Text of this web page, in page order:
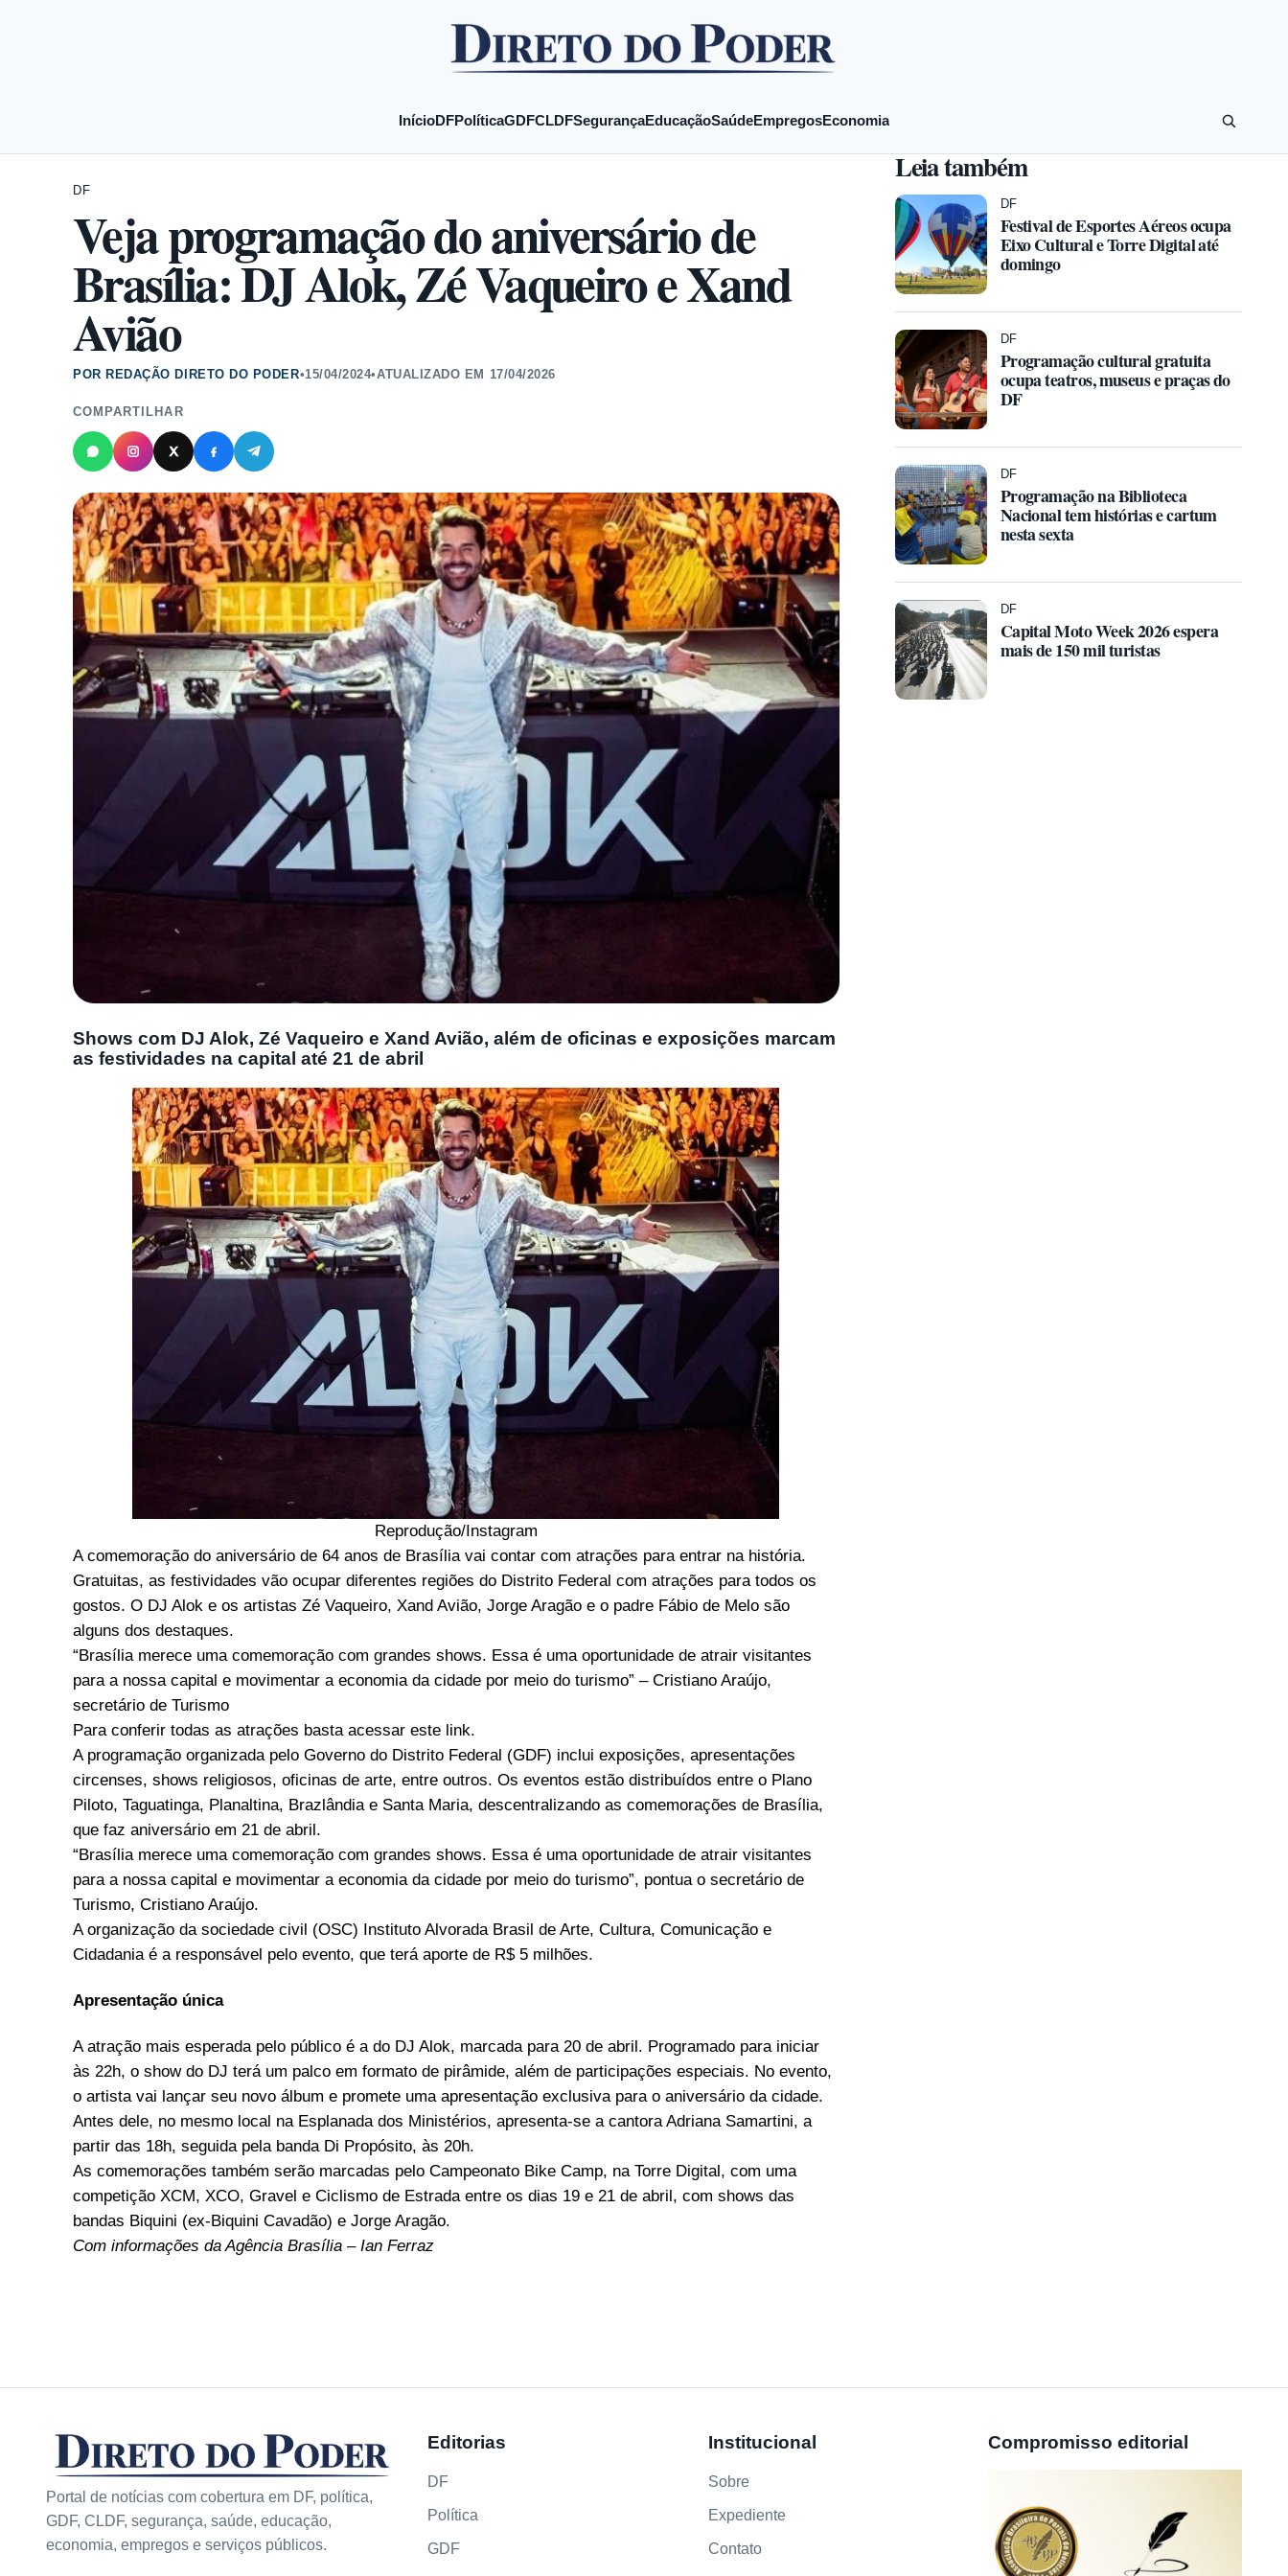
InícioDFPolíticaGDFCLDFSegurançaEducaçãoSaúdeEmpregosEconomia
DF
Veja programação do aniversário de
Brasília: DJ Alok, Zé Vaqueiro e Xand
Avião
POR REDAÇÃO DIRETO DO PODER•15/04/2024•ATUALIZADO EM 17/04/2026
COMPARTILHAR
Shows com DJ Alok, Zé Vaqueiro e Xand Avião, além de oficinas e exposições marcam
as festividades na capital até 21 de abril
Reprodução/Instagram
A comemoração do aniversário de 64 anos de Brasília vai contar com atrações para entrar na história.
Gratuitas, as festividades vão ocupar diferentes regiões do Distrito Federal com atrações para todos os
gostos. O DJ Alok e os artistas Zé Vaqueiro, Xand Avião, Jorge Aragão e o padre Fábio de Melo são
alguns dos destaques.
“Brasília merece uma comemoração com grandes shows. Essa é uma oportunidade de atrair visitantes
para a nossa capital e movimentar a economia da cidade por meio do turismo” – Cristiano Araújo,
secretário de Turismo
Para conferir todas as atrações basta acessar este link.
A programação organizada pelo Governo do Distrito Federal (GDF) inclui exposições, apresentações
circenses, shows religiosos, oficinas de arte, entre outros. Os eventos estão distribuídos entre o Plano
Piloto, Taguatinga, Planaltina, Brazlândia e Santa Maria, descentralizando as comemorações de Brasília,
que faz aniversário em 21 de abril.
“Brasília merece uma comemoração com grandes shows. Essa é uma oportunidade de atrair visitantes
para a nossa capital e movimentar a economia da cidade por meio do turismo”, pontua o secretário de
Turismo, Cristiano Araújo.
A organização da sociedade civil (OSC) Instituto Alvorada Brasil de Arte, Cultura, Comunicação e
Cidadania é a responsável pelo evento, que terá aporte de R$ 5 milhões.
Apresentação única
A atração mais esperada pelo público é a do DJ Alok, marcada para 20 de abril. Programado para iniciar
às 22h, o show do DJ terá um palco em formato de pirâmide, além de participações especiais. No evento,
o artista vai lançar seu novo álbum e promete uma apresentação exclusiva para o aniversário da cidade.
Antes dele, no mesmo local na Esplanada dos Ministérios, apresenta-se a cantora Adriana Samartini, a
partir das 18h, seguida pela banda Di Propósito, às 20h.
As comemorações também serão marcadas pelo Campeonato Bike Camp, na Torre Digital, com uma
competição XCM, XCO, Gravel e Ciclismo de Estrada entre os dias 19 e 21 de abril, com shows das
bandas Biquini (ex-Biquini Cavadão) e Jorge Aragão.
Com informações da Agência Brasília – Ian Ferraz
Leia também
DF
Festival de Esportes Aéreos ocupa
Eixo Cultural e Torre Digital até
domingo
DF
Programação cultural gratuita
ocupa teatros, museus e praças do
DF
DF
Programação na Biblioteca
Nacional tem histórias e cartum
nesta sexta
DF
Capital Moto Week 2026 espera
mais de 150 mil turistas
Portal de notícias com cobertura em DF, política,
GDF, CLDF, segurança, saúde, educação,
economia, empregos e serviços públicos.
Editorias
DF
Política
GDF
Institucional
Sobre
Expediente
Contato
Compromisso editorial